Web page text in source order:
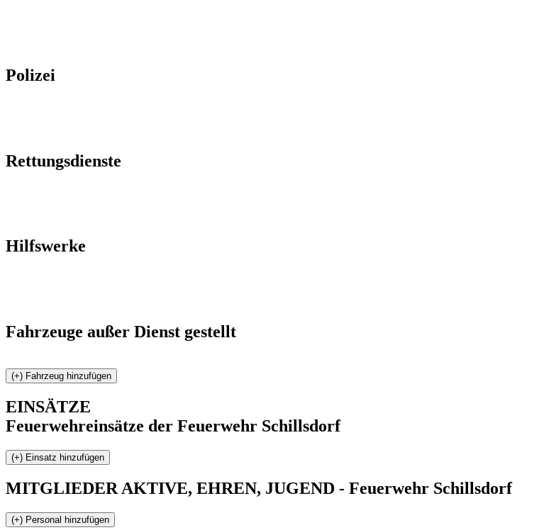
Polizei
Rettungsdienste
Hilfswerke
Fahrzeuge außer Dienst gestellt
EINSÄTZE
Feuerwehreinsätze der Feuerwehr Schillsdorf
MITGLIEDER AKTIVE, EHREN, JUGEND - Feuerwehr Schillsdorf